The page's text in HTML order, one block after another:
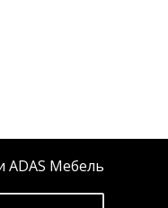
ADAS Мебель